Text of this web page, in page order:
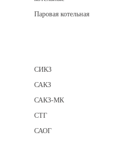
Паровая котельная
СИКЗ
САКЗ
САКЗ-МК
СТГ
САОГ